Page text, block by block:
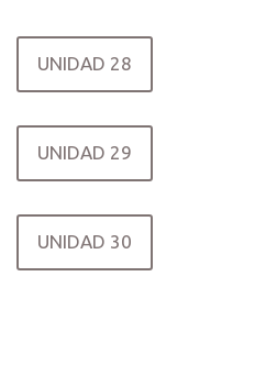
UNIDAD 28
UNIDAD 29
UNIDAD 30